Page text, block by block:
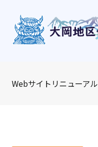
content
Webサイトリニューアル